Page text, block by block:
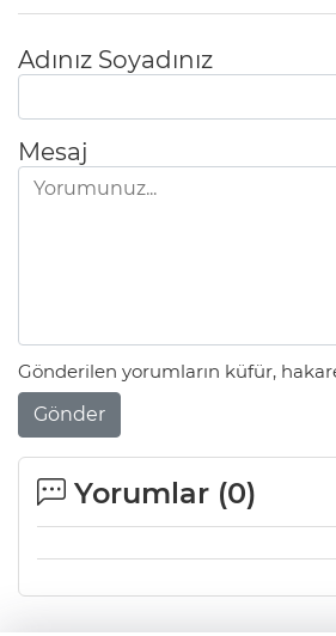
Adınız Soyadınız
Mesaj
Gönderilen yorumların küfür,
Gönder
Yorumlar (0)